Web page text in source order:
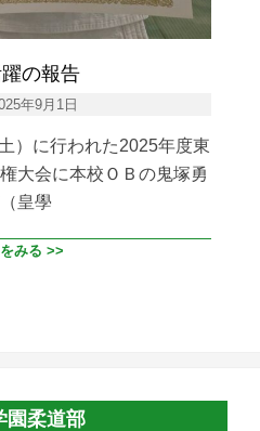
の報告
年9月1日
）に行われた2025年度東
大会に本校ＯＢの鬼塚勇
皇學
みる >>
園柔道部